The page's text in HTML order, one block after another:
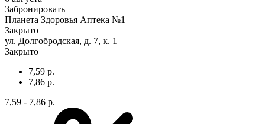
Забронировать
Планета Здоровья Аптека №1
Закрыто
ул. Долгобродская, д. 7, к. 1
Закрыто
7,59 р.
7,86 р.
7,59 - 7,86 р.